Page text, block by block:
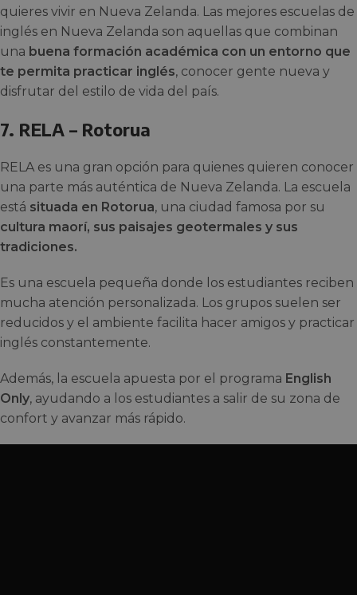
quieres vivir en Nueva Zelanda. Las mejores escuelas de
inglés en Nueva Zelanda son aquellas que combinan
una buena formación académica con un entorno que
te permita practicar inglés, conocer gente nueva y
disfrutar del estilo de vida del país.
7. RELA – Rotorua
RELA es una gran opción para quienes quieren conocer
una parte más auténtica de Nueva Zelanda. La escuela
está situada en Rotorua, una ciudad famosa por su
cultura maorí, sus paisajes geotermales y sus
tradiciones.
Es una escuela pequeña donde los estudiantes reciben
mucha atención personalizada. Los grupos suelen ser
reducidos y el ambiente facilita hacer amigos y practicar
inglés constantemente.
Además, la escuela apuesta por el programa English
Only, ayudando a los estudiantes a salir de su zona de
confort y avanzar más rápido.